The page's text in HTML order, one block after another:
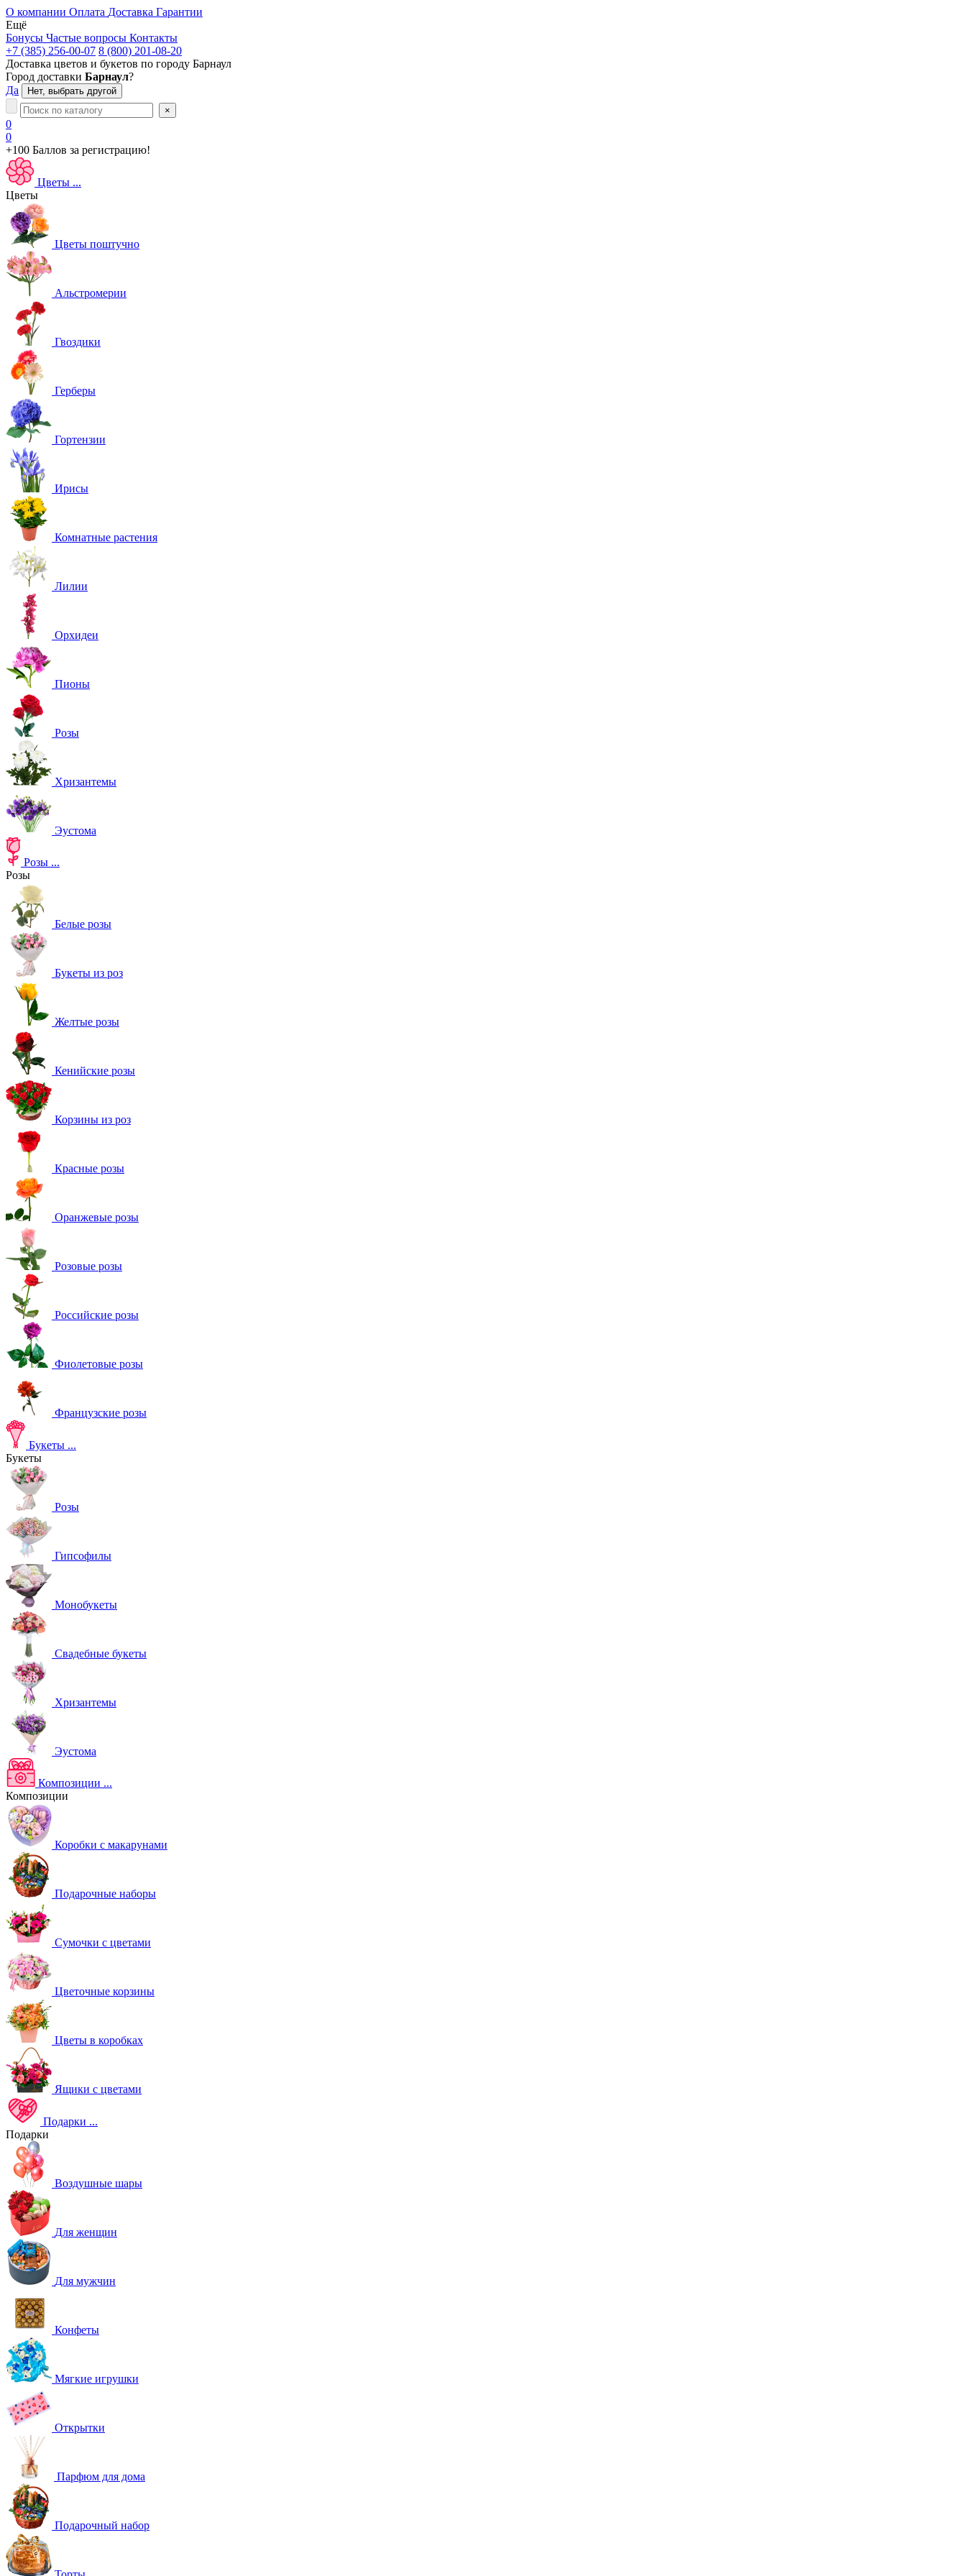
О компании Оплата Доставка Гарантии
Ещё
Бонусы Частые вопросы Контакты
+7 (385) 256-00-07 8 (800) 201-08-20
Доставка цветов и букетов по городу Барнаул
Город доставки Барнаул?
Да
Нет, выбрать другой
×
0
0
+100 Баллов за регистрацию!
Цветы ...
Цветы
Цветы поштучно
Альстромерии
Гвоздики
Герберы
Гортензии
Ирисы
Комнатные растения
Лилии
Орхидеи
Пионы
Розы
Хризантемы
Эустома
Розы ...
Розы
Белые розы
Букеты из роз
Желтые розы
Кенийские розы
Корзины из роз
Красные розы
Оранжевые розы
Розовые розы
Российские розы
Фиолетовые розы
Французские розы
Букеты ...
Букеты
Розы
Гипсофилы
Монобукеты
Свадебные букеты
Хризантемы
Эустома
Композиции ...
Композиции
Коробки с макарунами
Подарочные наборы
Сумочки с цветами
Цветочные корзины
Цветы в коробках
Ящики с цветами
Подарки ...
Подарки
Воздушные шары
Для женщин
Для мужчин
Конфеты
Мягкие игрушки
Открытки
Парфюм для дома
Подарочный набор